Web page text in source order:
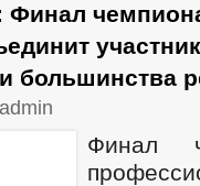
большинства
admin
Финал